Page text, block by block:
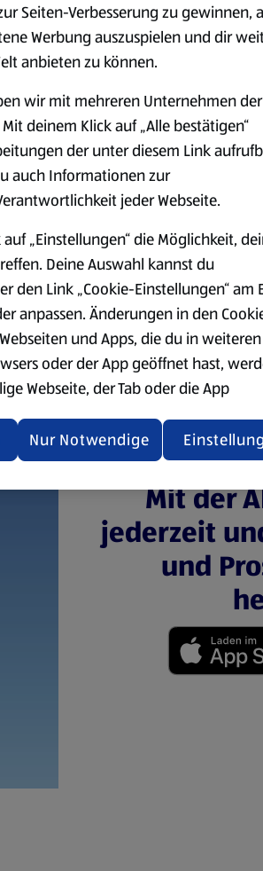
Bio-Produkte
Milchprodukte &
Eier
Mit der
jederzeit
und
Seiten-Verbesserung zu gewinnen,
Werbung auszuspielen und dir
anbieten zu können.
wir mit mehreren Unternehmen der
deinem Klick auf „Alle bestätigen“
der unter diesem Link
auch Informationen zur
jeder Webseite.
„Einstellungen“ die Möglichkeit,
Deine Auswahl kannst du
den Link „Cookie-Einstellungen“ am
anpassen. Änderungen in den
und Apps, die du in weiteren
oder der App geöffnet hast,
Webseite, der Tab oder die App
und anschließend wieder geöffnet
und Datenschutzerklärungen
Nur Notwendige